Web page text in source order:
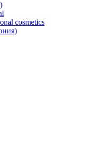
cosmetics